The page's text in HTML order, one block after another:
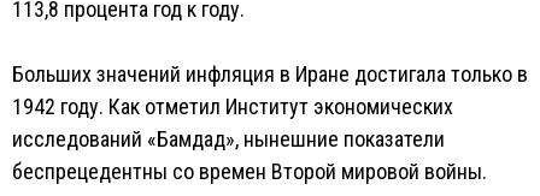
113,8 процента год к году.
Больших значений инфляция в Иране достигала только в
1942 году. Как отметил Институт экономических
исследований «Бамдад», нынешние показатели
беспрецедентны со времен Второй мировой войны.